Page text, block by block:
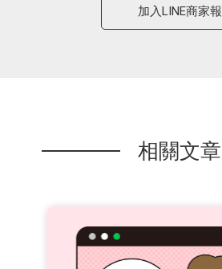
加入LINE商家報
相關文章